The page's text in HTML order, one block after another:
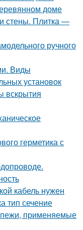
доме
стены. Плитка —
ручного
Виды
установок
вскрытия
герметика с
кабель нужен
тип сечение
применяемые